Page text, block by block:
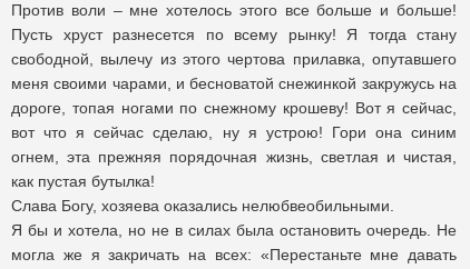
Против воли – мне хотелось этого все больше и больше!
Пусть хруст разнесется по всему рынку! Я тогда стану
свободной, вылечу из этого чертова прилавка, опутавшего
меня своими чарами, и бесноватой снежинкой закружусь на
дороге, топая ногами по снежному крошеву! Вот я сейчас,
вот что я сейчас сделаю, ну я устрою! Гори она синим
огнем, эта прежняя порядочная жизнь, светлая и чистая,
как пустая бутылка!
Слава Богу, хозяева оказались нелюбвеобильными.
Я бы и хотела, но не в силах была остановить очередь. Не
могла же я закричать на всех: «Перестаньте мне давать